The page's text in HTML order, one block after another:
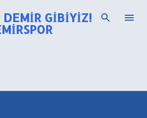
Ana içeriğe atla
DEMIR GIBIYIZ!